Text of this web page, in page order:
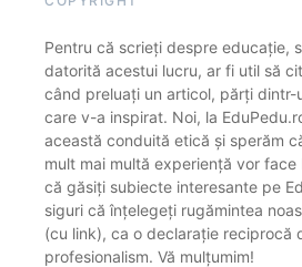
Pentru că scrieți despre educație,
datorită acestui lucru, ar fi util să
când preluați un articol, părți dintr-
care v-a inspirat. Noi, la
această conduită etică și sperăm
mult mai multă experiență vor face
că găsiți subiecte interesante pe
siguri că înțelegeți rugămintea
(cu link), ca o declarație reciprocă
profesionalism. Vă mulțumim!